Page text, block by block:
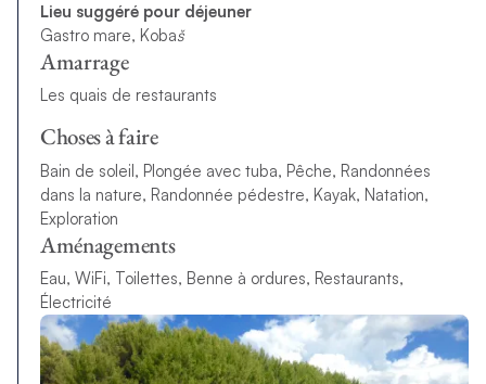
Lieu suggéré pour déjeuner
Gastro mare, Kobaš
Amarrage
Les quais de restaurants
Choses à faire
Bain de soleil, Plongée avec tuba, Pêche, Randonnées
dans la nature, Randonnée pédestre, Kayak, Natation,
Exploration
Aménagements
Eau, WiFi, Toilettes, Benne à ordures, Restaurants,
Électricité